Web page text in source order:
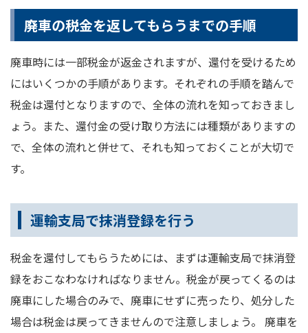
廃車の税金を返してもらうまでの手順
廃車時には一部税金が返金されますが、還付を受けるため
にはいくつかの手順があります。それぞれの手順を踏んで
税金は還付となりますので、全体の流れを知っておきまし
ょう。また、還付金の受け取り方法には種類がありますの
で、全体の流れと併せて、それも知っておくことが大切で
す。
運輸支局で抹消登録を行う
税金を還付してもらうためには、まずは運輸支局で抹消登
録をおこなわなければなりません。税金が戻ってくるのは
廃車にした場合のみで、廃車にせずに売ったり、処分した
場合は税金は戻ってきませんので注意しましょう。 廃車を